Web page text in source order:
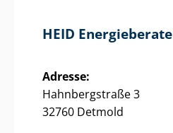
HEID
Adresse:
Hahnbergstraße 3
32760 Detmold